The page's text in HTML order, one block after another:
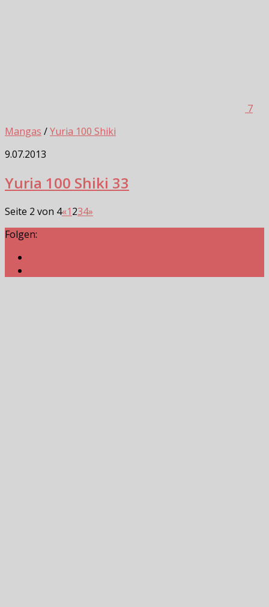
7
Mangas /Yuria 100 Shiki
9.07.2013
Yuria 100 Shiki 33
Seite 2 von 4«1234»
Folgen: